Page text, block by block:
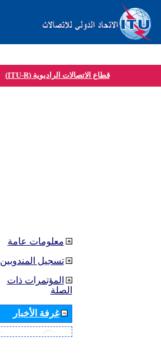
قطاع الاتصالات الراديوية (ITU-R)
معلومات عامة
تسجيل المندوبين
المؤتمرات ذات
الصلة
غرفة الأخبار